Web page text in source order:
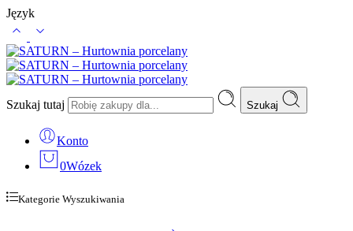
Język
Szukaj tutaj Szukaj
Konto
0Wózek
Kategorie Wyszukiwania